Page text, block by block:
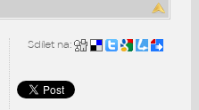
Sdílet na: